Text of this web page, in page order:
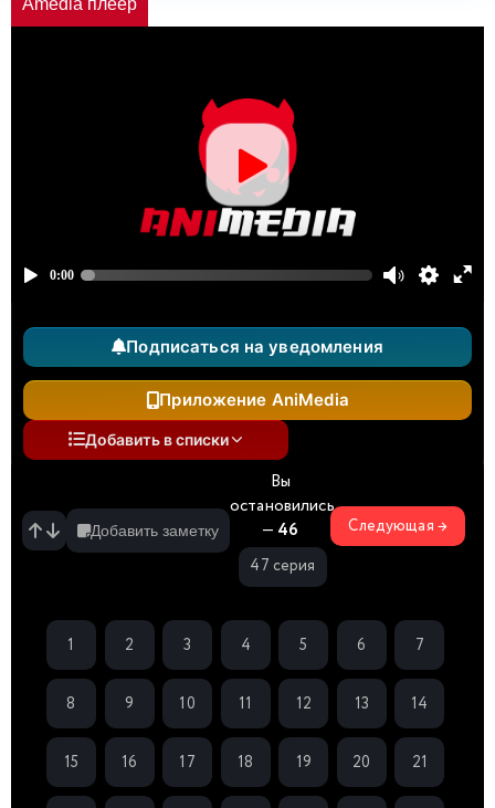
Подписаться на уведомления
Приложение AniMedia
Добавить в списки
Добавить заметку
Вы
остановились
— 46
47 серия
Следующая →
1 2 3 4 5 6 7
8 9 10 11 12 13 14
15 16 17 18 19 20 21